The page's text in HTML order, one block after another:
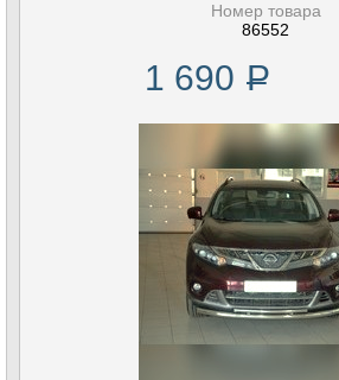
Номер товара
86552
1 690 Р